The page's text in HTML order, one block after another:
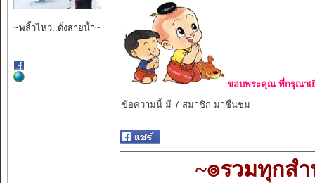
~พลิ้วไหว..ดั่งสายน้ำ~
ขอบพระคุณ ที่กรุณาเ
ข้อความนี้ มี 7 สมาชิก มาชื่นชม
~๏รวมทุกส